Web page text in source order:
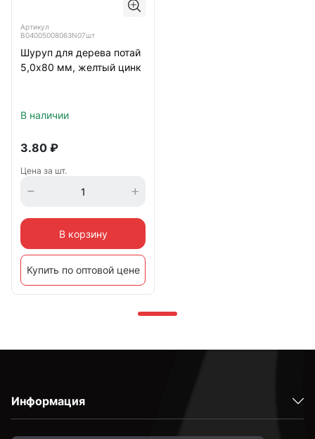
Артикул
B04005008063N07шт
Шуруп для дерева потай
5,0х80 мм, желтый цинк
В наличии
3.80 ₽
Цена за шт.
В корзину
Купить по оптовой цене
Информация